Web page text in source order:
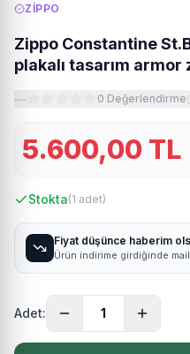
ZİPPO
Zippo Constantine
plakalı tasarım armor
— 0 Değerlendirme
5.600,00 TL
Stokta(1 adet)
Fiyat düşünce haberim
Ürün indirime girdiğinde
Adet: 1